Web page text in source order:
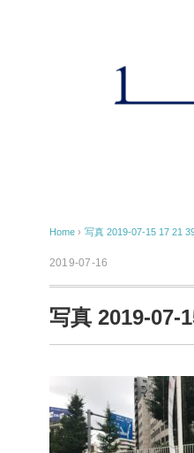
Home › 写真 2019-07-15 17 21
2019-07-16
写真 2019-07-